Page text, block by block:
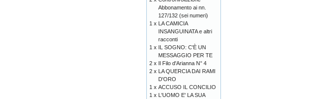
Abbonamento ai nn.
127/132 (sei numeri)
1 x LA CAMICIA
INSANGUINATA e altri
racconti
1 x IL SOGNO: C'È UN
MESSAGGIO PER TE
2 x Il Filo d'Arianna N° 4
2 x LA QUERCIA DAI RAMI
D'ORO
1 x ACCUSO IL CONCILIO
1 x L'UOMO E' LA SUA